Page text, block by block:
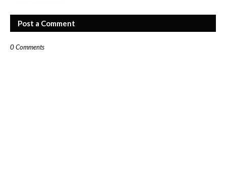
Post a Comment
0 Comments